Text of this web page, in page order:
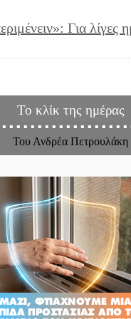
Για λίγες
Το κλίκ της ημέρας
Του Ανδρέα Πετρουλάκη